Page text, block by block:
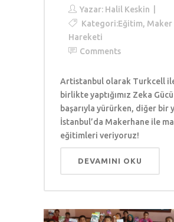
Yazar: Halil Keskin
Kategori:Eğitim, Maker
Hareketi
Comments
Artistanbul olarak Turkcell
birlikte yaptığımız Zeka
başarıyla yürürken, diğer bir
İstanbul’da Makerhane ile
eğitimleri veriyoruz!
DEVAMINI OKU